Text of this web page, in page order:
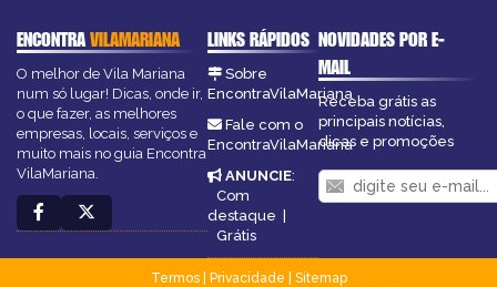
ENCONTRAVILAMARIANA
O melhor de Vila Mariana
num só lugar! Dicas, onde ir,
o que fazer, as melhores
empresas, locais, serviços e
muito mais no guia Encontra
VilaMariana.
LINKS RÁPIDOS
Sobre
EncontraVilaMariana
Fale com o
EncontraVilaMariana
ANUNCIE:
Com
destaque |
Grátis
NOVIDADES POR E-
MAIL
Receba grátis as
principais notícias,
dicas e promoções
Termos| Privacidade
Sitemap